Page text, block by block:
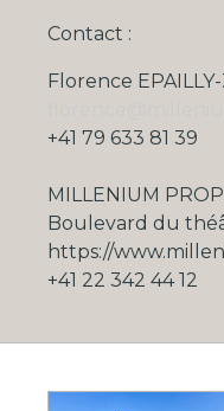
Contact :
Florence EPAILLY-
+41 79 633 81 39
MILLENIUM
Boulevard du
https://
+41 22 342 44 12